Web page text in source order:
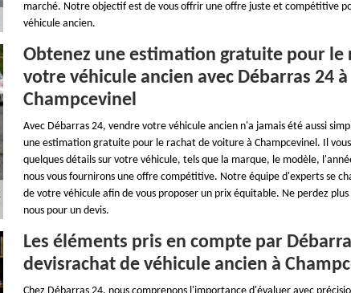
marché. Notre objectif est de vous offrir une offre juste et compétitive
véhicule ancien.
Obtenez une estimation gratuite pour le
votre véhicule ancien avec Débarras 24 à
Champcevinel
Avec Débarras 24, vendre votre véhicule ancien n'a jamais été aussi
une estimation gratuite pour le rachat de voiture à Champcevinel. Il
quelques détails sur votre véhicule, tels que la marque, le modèle,
nous vous fournirons une offre compétitive. Notre équipe d'experts se
de votre véhicule afin de vous proposer un prix équitable. Ne perdez
nous pour un devis.
Les éléments pris en compte par
devisrachat de véhicule ancien à